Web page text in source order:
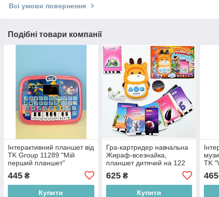
Всі умови повернення
Подібні товари компанії
Інтерактивний планшет від
TK Group 11289 "Мій
перший планшет"
445 ₴
Купити
Гра-картридер навчальна
Жираф-всезнайка,
планшет дитячий на 122
різнокольорова
625₴
Купити
TK
465